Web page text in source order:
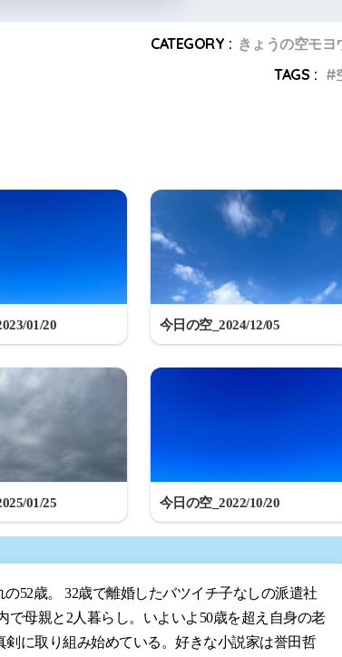
CATEGORY : きょうの空モヨ
TAGS :
01/20 今日の空_2024/12/05
01/25 今日の空_2022/10/20
の52歳。 32歳で離婚したバツイチ子なしの派遣社
で母親と2人暮らし。いよいよ50歳を超え自身の老
剣に取り組み始めている。好きな小説家は誉田哲